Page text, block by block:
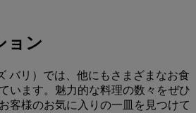
ョン
バリ）では、他にもさまざまなお食
います。魅力的な料理の数々をぜひ
客様のお気に入りの一皿を見つけて